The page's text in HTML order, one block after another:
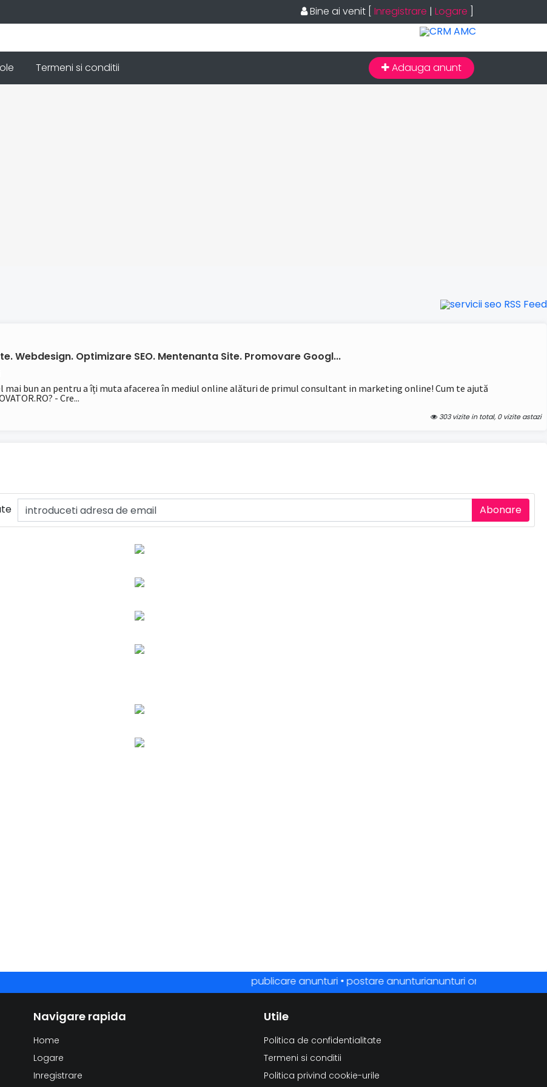
Bine ai venit Inregistrare | Logare
Termeni si conditii Adauga anunt
Webdesign. Optimizare SEO. Mentenanta Site. Promovare Googl...
mai bun an pentru a îți muta afacerea în mediul online alături de primul consultant in marketing online! Cum te ajută
- Cre...
303 vizite in total, 0 vizite astazi
publicare anunturi • postare anunturianunturi online • anunturi
Navigare rapida
Home
Logare
Inregistrare
Utile
Politica de confidentialitate
Termeni si conditii
Politica privind cookie-urile